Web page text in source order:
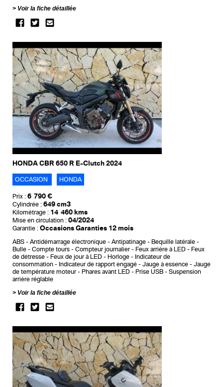
Voir la fiche détaillée
HONDA CBR 650 R E-Clutch 2024
OCCASION HONDA
Prix : 6 790 €
Cylindrée : 649 cm3
Kilométrage : 14 460 kms
Mise en circulation : 04/2024
Garantie : Occasions Garanties 12 mois
ABS Antidémarrage électronique Antipatinage
Bequille latérale
Bulle
Compte tours Compteur journalier Feux arrière à LED
Feux
de détresse
Feux de jour à LED Horloge
Indicateur de
consommation
Indicateur de rapport engagé Jauge à essence
Jauge
de température moteur
Phares avant LED Prise USB
Suspension
arrière réglable
Voir la fiche détaillée